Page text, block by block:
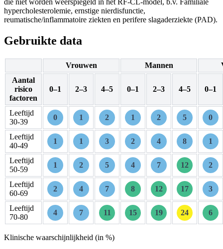
die niet worden weerspiegeld in het RF-CL-model, b.v. Familiale
hypercholesterolemie, ernstige nierdisfunctie,
reumatische/inflammatoire ziekten en perifere slagaderziekte (PAD).
Gebruikte data
Vrouwen Mannen
Aantal
risico
factoren
0–1 2–3 4–5 0–1 2–3 4–5 0–1
Leeftijd
30-39
0 1 2 1 2 5 0
Leeftijd
40-49
1 1 3 2 4 8 1
Leeftijd
50-59
1 2 5 4 7 12 2
Leeftijd
60-69
2 4 7 8 12 17 3
Leeftijd
70-80
4 7 11 15 19 24 6
Klinische waarschijnlijkheid (in %)